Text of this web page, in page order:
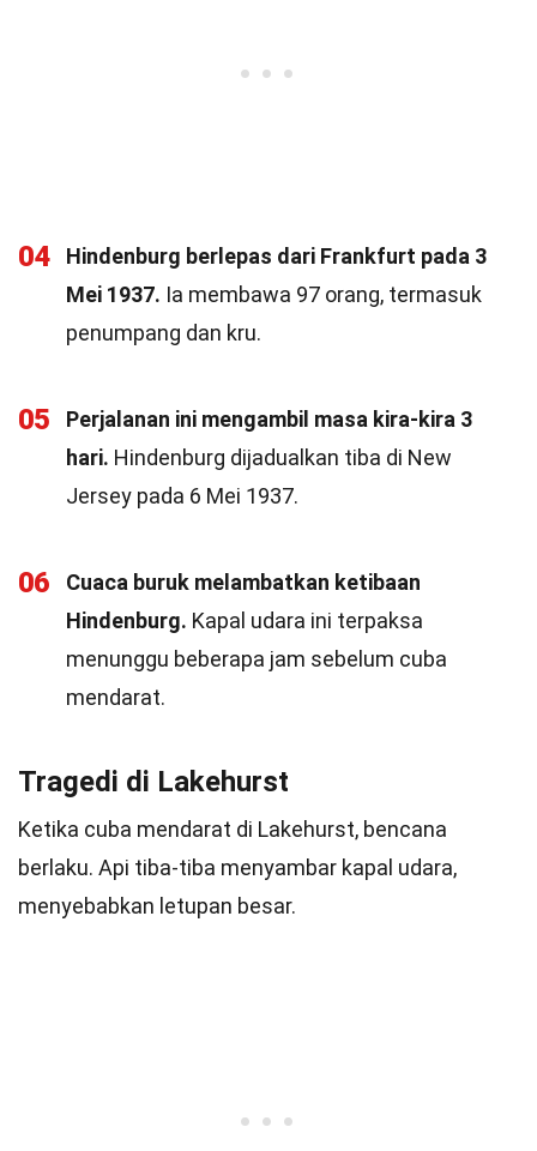
04
Hindenburg berlepas dari Frankfurt pada 3
Mei 1937. Ia membawa 97 orang, termasuk
penumpang dan kru.
05
Perjalanan ini mengambil masa kira-kira 3
hari. Hindenburg dijadualkan tiba di New
Jersey pada 6 Mei 1937.
06
Cuaca buruk melambatkan ketibaan
Hindenburg. Kapal udara ini terpaksa
menunggu beberapa jam sebelum cuba
mendarat.
Tragedi di Lakehurst
Ketika cuba mendarat di Lakehurst, bencana
berlaku. Api tiba-tiba menyambar kapal udara,
menyebabkan letupan besar.